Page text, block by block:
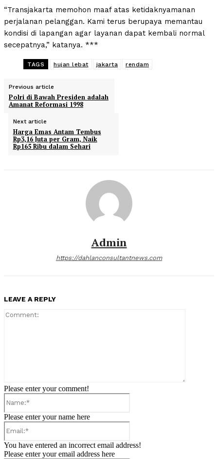
“Transjakarta memohon maaf atas ketidaknyamanan
perjalanan pelanggan. Kami terus berupaya memantau
kondisi di lapangan agar layanan dapat kembali normal
secepatnya,” katanya. ***
TAGS hujan lebat jakarta rendam
Previous article
Polri di Bawah Presiden adalah
Amanat Reformasi 1998
Next article
Harga Emas Antam Tembus
Rp3,16 Juta per Gram, Naik
Rp165 Ribu dalam Sehari
Admin
https://dahlanconsultantnews.com
LEAVE A REPLY
Please enter your comment!
Please enter your name here
You have entered an incorrect email address!
Please enter your email address here